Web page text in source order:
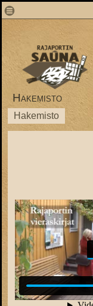
1
Hakemisto
Hakemisto